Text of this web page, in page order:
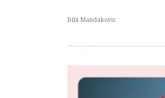
Bibi Mandakovic